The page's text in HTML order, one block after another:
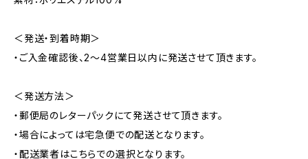
＜発送・到着時期＞
・ご入金確認後、2～4営業日以内に発送させて頂きます。
＜発送方法＞
・郵便局のレターパックにて発送させて頂きます。
・場合によっては宅急便での配送となります。
・配送業者はこちらでの選択となります。